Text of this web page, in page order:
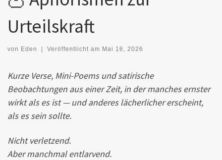
Urteilskraft
von Eden Veröffentlicht am Mai 16, 2026
Kurze Verse, Mini-Poems und satirische
Beobachtungen aus einer Zeit, in der manches ernster
wirkt als es ist — und anderes lächerlicher erscheint,
als es sein sollte.
Nicht verletzend.
Aber manchmal entlarvend.